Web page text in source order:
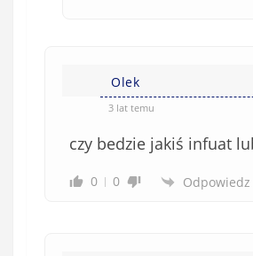
Olek
3 lat temu
czy bedzie jakiś infuat
0 0 Odpowiedz